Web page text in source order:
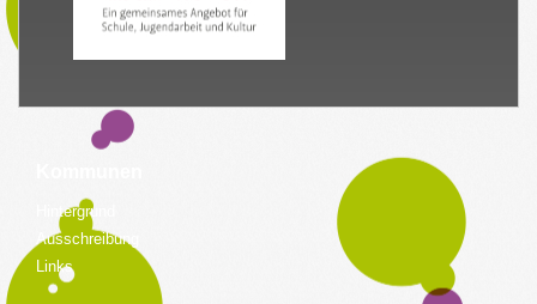
Hintergrund
Ausschreibung
Links